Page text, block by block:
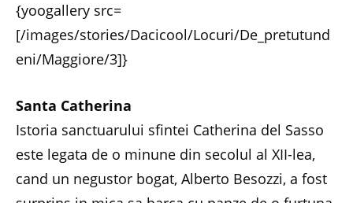
{yoogallery src=
[/images/stories/Dacicool/Locuri/De_pretutund
eni/Maggiore/3]}
Santa Catherina
Istoria sanctuarului sfintei Catherina del Sasso
este legata de o minune din secolul al XII-lea,
cand un negustor bogat, Alberto Besozzi, a fost